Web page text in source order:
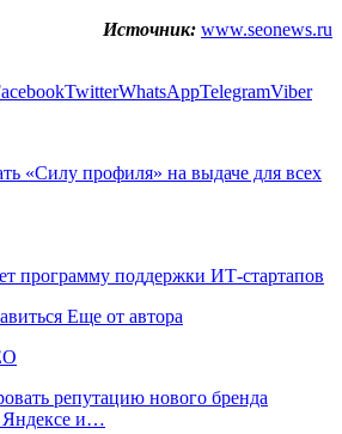
Источник: www.seonews.ru
TwitterWhatsAppTelegramViber
«Силу профиля» на выдаче для всех
программу поддержки ИТ-стартапов
Еще от автора
репутацию нового бренда
и…